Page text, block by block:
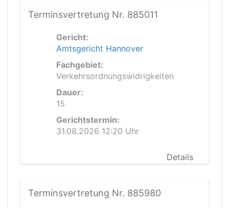
Terminsvertretung Nr. 885011
Gericht:
Amtsgericht Hannover
Fachgebiet:
Verkehrsordnungswidrigkeiten
Dauer:
15
Gerichtstermin:
31.08.2026 12:20 Uhr
Details
Terminsvertretung Nr. 885980